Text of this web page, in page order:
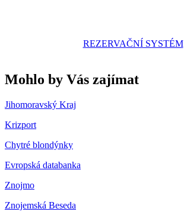
REZERVAČNÍ SYSTÉM
Mohlo by Vás zajímat
Jihomoravský Kraj
Krizport
Chytré blondýnky
Evropská databanka
Znojmo
Znojemská Beseda